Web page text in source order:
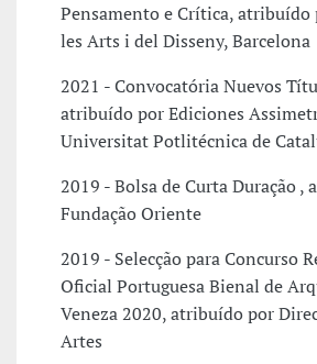
Pensamento e Crítica, atribuído
les Arts i del Disseny, Barcelona
2021 - Convocatória Nuevos
atribuído por Ediciones
Universitat Potlitécnica de
2019 - Bolsa de Curta Duração ,
Fundação Oriente
2019 - Selecção para Concurso
Oficial Portuguesa Bienal de
Veneza 2020, atribuído por
Artes